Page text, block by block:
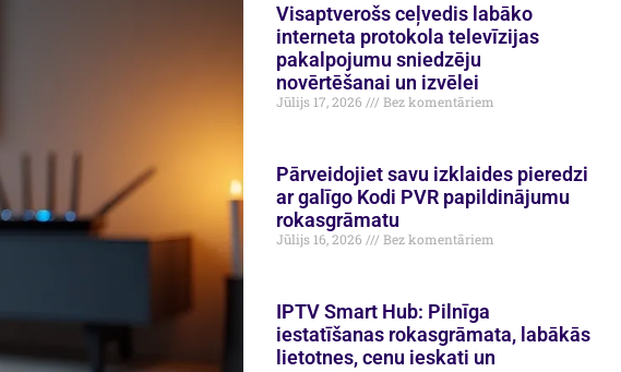
Visaptverošs ceļvedis labāko
interneta protokola televīzijas
pakalpojumu sniedzēju
novērtēšanai un izvēlei
Jūlijs 17, 2026 Bez komentāriem
Pārveidojiet savu izklaides pieredzi
ar galīgo Kodi PVR papildinājumu
rokasgrāmatu
Jūlijs 16, 2026 Bez komentāriem
IPTV Smart Hub: Pilnīga
iestatīšanas rokasgrāmata, labākās
lietotnes, cenu ieskati un